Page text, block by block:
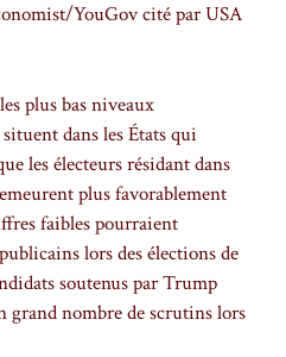
YouGov cité par USA
plus bas niveaux
dans les États qui
les électeurs résidant dans
plus favorablement
faibles pourraient
lors des élections de
soutenus par Trump
nombre de scrutins lors